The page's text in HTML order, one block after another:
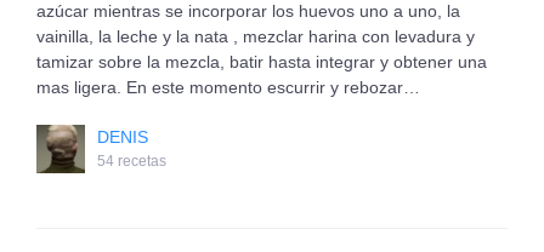
azúcar mientras se incorporar los huevos uno a uno, la
vainilla, la leche y la nata , mezclar harina con levadura y
tamizar sobre la mezcla, batir hasta integrar y obtener una
mas ligera. En este momento escurrir y rebozar…
DENIS
54 recetas